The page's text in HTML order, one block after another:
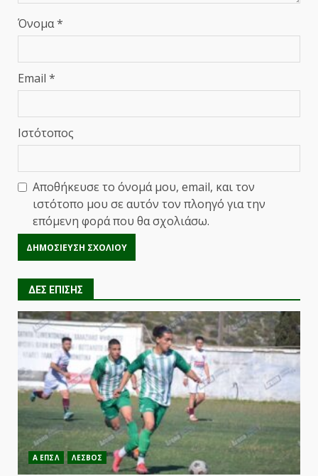
Όνομα*
Email *
Ιστότοπος
Αποθήκευσε το όνομά μου, email, και τον
ιστότοπο μου σε αυτόν τον πλοηγό για την
επόμενη φορά που θα σχολιάσω.
ΔΕΣ ΕΠΙΣΗΣ
Α ΕΠΣΛ ΛΕΣΒΟΣ